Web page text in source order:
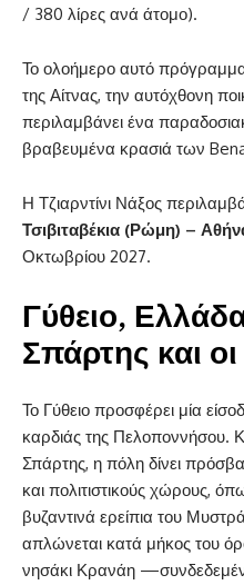
/ 380 λίρες ανά άτομο).
Το ολοήμερο αυτό πρόγραμμα
της Αίτνας, την αυτόχθονη
περιλαμβάνει ένα
βραβευμένα κρασιά των
Η Τζιαρντίνι Νάξος
Τσιβιταβέκια (Ρώμη) –
Οκτωβρίου 2027.
Γύθειο,
Σπάρτης και
Το Γύθειο προσφέρει μία
καρδιάς της Πελοποννήσου.
Σπάρτης, η πόλη δίνει
και πολιτιστικούς χώρους,
βυζαντινά ερείπια του
απλώνεται κατά μήκος του
νησάκι Κρανάη